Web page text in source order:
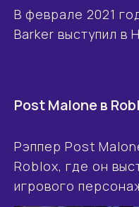
В феврале 2021
Barker выступил в
Post Malone в
Рэппер Post
Roblox, где он
игрового